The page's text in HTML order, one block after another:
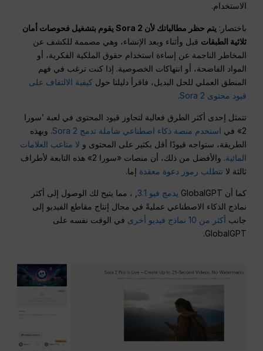
الاستخدام.
باختصار:
يتم حظر مطالباتك لأن Sora 2 يقوم بتشغيل فحوصات أمان
ثلاثية الطبقات قبل وأثناء وبعد الإنشاء، وهي مصممة للكشف عن
المخاطر الناجمة عن إساءة استخدام حقوق الملكية الفكرية، أو
المواد الفاضحة، أو انتهاكات الخصوصية. إذا كنت ترغب في فهم
المنطق العملي للحل البديل، فاقرأ دليلنا حولكيفية الالتفاف على
قيود محتوى Sora 2
.
تتمثل إحدى أكثر الطرق فعالية لتجاوز قيود المحتوى في لعبة ’سورا
2» في
استخدم منصة ذكاء اصطناعي شاملة تدمج Sora 2
. وبهذه
الطريقة، ستواجه قيودًا أقل بكثير على المحتوى و لا متاعب العلامات
المائية
. والأفضل من ذلك، أن منصات «سورا 2» هذه التابعة لأطراف
ثالثة لاتتطلب رموز دعوة معقدة إما.
كما أن GlobalGPT يدمج فيو 3.1
, ، مما يتيح لك الوصول إلى أكثر
نماذج الذكاء الاصطناعي عمليةً في مجال إنتاج مقاطع الفيديو إلى
جانب أكثر من 10 نماذج فيديو أخرى
في الوقت نفسه على
GlobalGPT.